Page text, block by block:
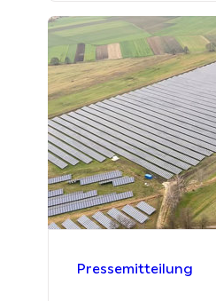
Pressemitteilung